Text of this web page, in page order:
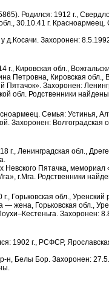
Родился: 1912 г.,
30.10.41 г.
д.Косачи. Захоронен:
г., Кировская обл.,
Петровна, Кировская обл.,
Пятачок». Захоронен:
обл. Родственники
Семья: Устинья,
Захоронен:
г., Ленинградская обл.,
Невского Пятачка,
г.Мга. Родственники
Горьковская обл.,
жена, Горьковская обл.,
Захоронен:
1902 г., РСФСР,
н, Белы Бор. Захоронен: